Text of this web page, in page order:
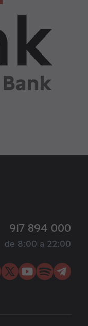
917 894 000
de 8:00 a 22:00